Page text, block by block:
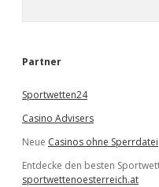
e
Partner
Sportwetten24
Casino Advisers
Neue Casinos ohne Sperrdatei
Entdecke den besten
sportwettenoesterreich.at